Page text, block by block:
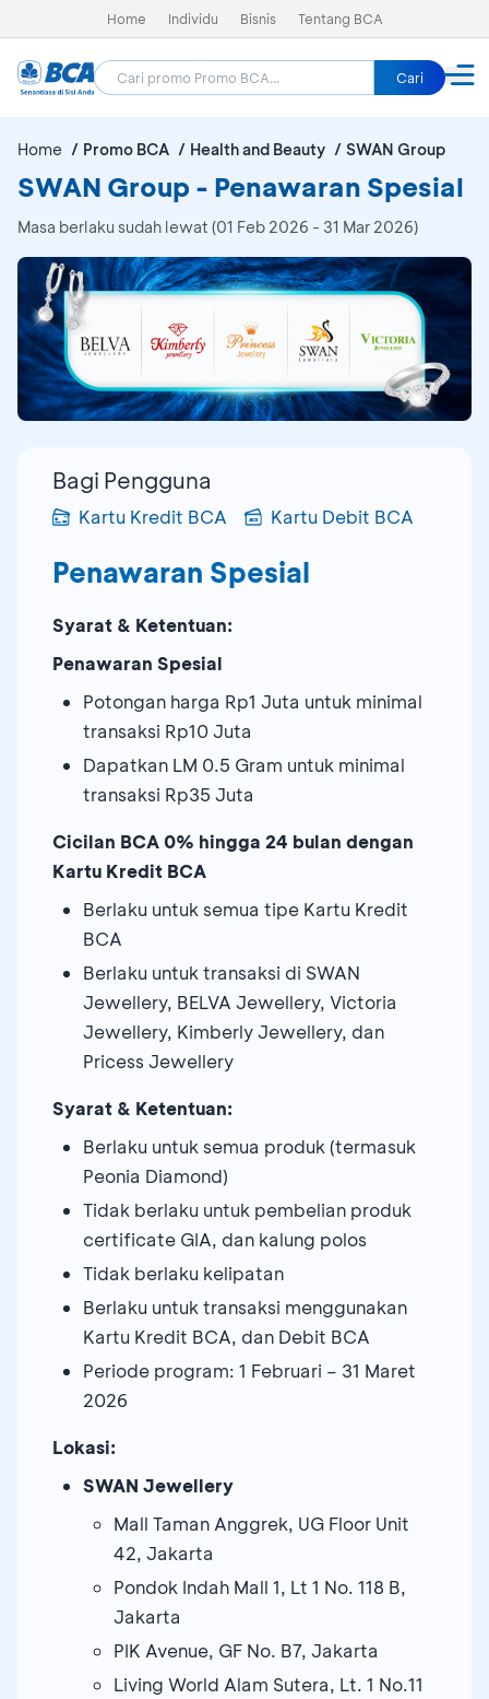
Home Individu Bisnis Tentang BCA
Cari
Home Promo BCA Health and Beauty SWAN Group
SWAN Group - Penawaran Spesial
Masa berlaku sudah lewat (01 Feb 2026 - 31 Mar 2026)
Bagi Pengguna
Kartu Kredit BCA Kartu Debit BCA
Penawaran Spesial
Syarat & Ketentuan:
Penawaran Spesial
Potongan harga Rp1 Juta untuk minimal
transaksi Rp10 Juta
Dapatkan LM 0.5 Gram untuk minimal
transaksi Rp35 Juta
Cicilan BCA 0% hingga 24 bulan dengan
Kartu Kredit BCA
Berlaku untuk semua tipe Kartu Kredit
BCA
Berlaku untuk transaksi di SWAN
Jewellery, BELVA Jewellery, Victoria
Jewellery, Kimberly Jewellery, dan
Pricess Jewellery
Syarat & Ketentuan:
Berlaku untuk semua produk (termasuk
Peonia Diamond)
Tidak berlaku untuk pembelian produk
certificate GIA, dan kalung polos
Tidak berlaku kelipatan
Berlaku untuk transaksi menggunakan
Kartu Kredit BCA, dan Debit BCA
Periode program: 1 Februari – 31 Maret
2026
Lokasi:
SWAN Jewellery
Mall Taman Anggrek, UG Floor Unit
42, Jakarta
Pondok Indah Mall 1, Lt 1 No. 118 B,
Jakarta
PIK Avenue, GF No. B7, Jakarta
Living World Alam Sutera, Lt. 1 No.11